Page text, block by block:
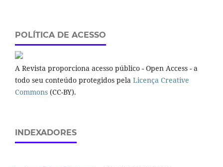
POLÍTICA DE ACESSO
A Revista proporciona acesso público - Open Access - a
todo seu conteúdo protegidos pela Licença Creative
Commons (CC-BY).
INDEXADORES